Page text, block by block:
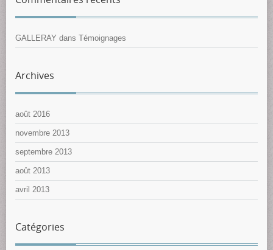
GALLERAY dans Témoignages
Archives
août 2016
novembre 2013
septembre 2013
août 2013
avril 2013
Catégories